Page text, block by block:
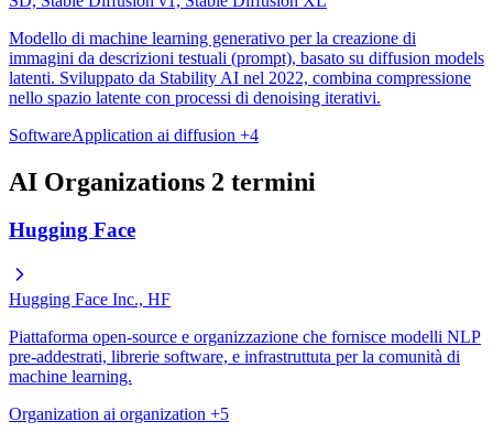
Modello di machine learning generativo per la creazione di
immagini da descrizioni testuali (prompt), basato su diffusion models
latenti. Sviluppato da Stability AI nel 2022, combina compressione
nello spazio latente con processi di denoising iterativi.
SoftwareApplication ai diffusion +4
AI Organizations 2 termini
Hugging Face
Hugging Face Inc., HF
Piattaforma open-source e organizzazione che fornisce modelli NLP
pre-addestrati, librerie software, e infrastruttuta per la comunità di
machine learning.
Organization ai organization +5